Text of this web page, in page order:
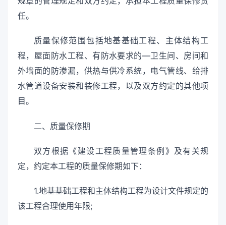
任。
质量保修范围包括地基基础工程、主体结构工
程，屋面防水工程、有防水要求的—卫生间、房间和
外墙面的防渗漏，供热与供冷系统，电气管线、给排
水管道设备安装和装修工程，以及双方约定的其他项
目。
二、质量保修期
双方根据《建设工程质量管理条例》及有关规
定，约定本工程的质量保修期如下：
1.地基基础工程和主体结构工程为设计文件规定的
该工程合理使用年限;